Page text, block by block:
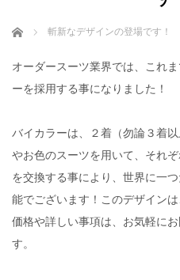
ホーム 斬新なデザインの登場です！
オーダースーツ業界では、これ
ーを採用する事になりました！
バイカラーは、２着（勿論３着
やお色のスーツを用いて、それ
を交換する事により、世界に一
能でございます！このデザイン
価格や詳しい事項は、お気軽に
す。